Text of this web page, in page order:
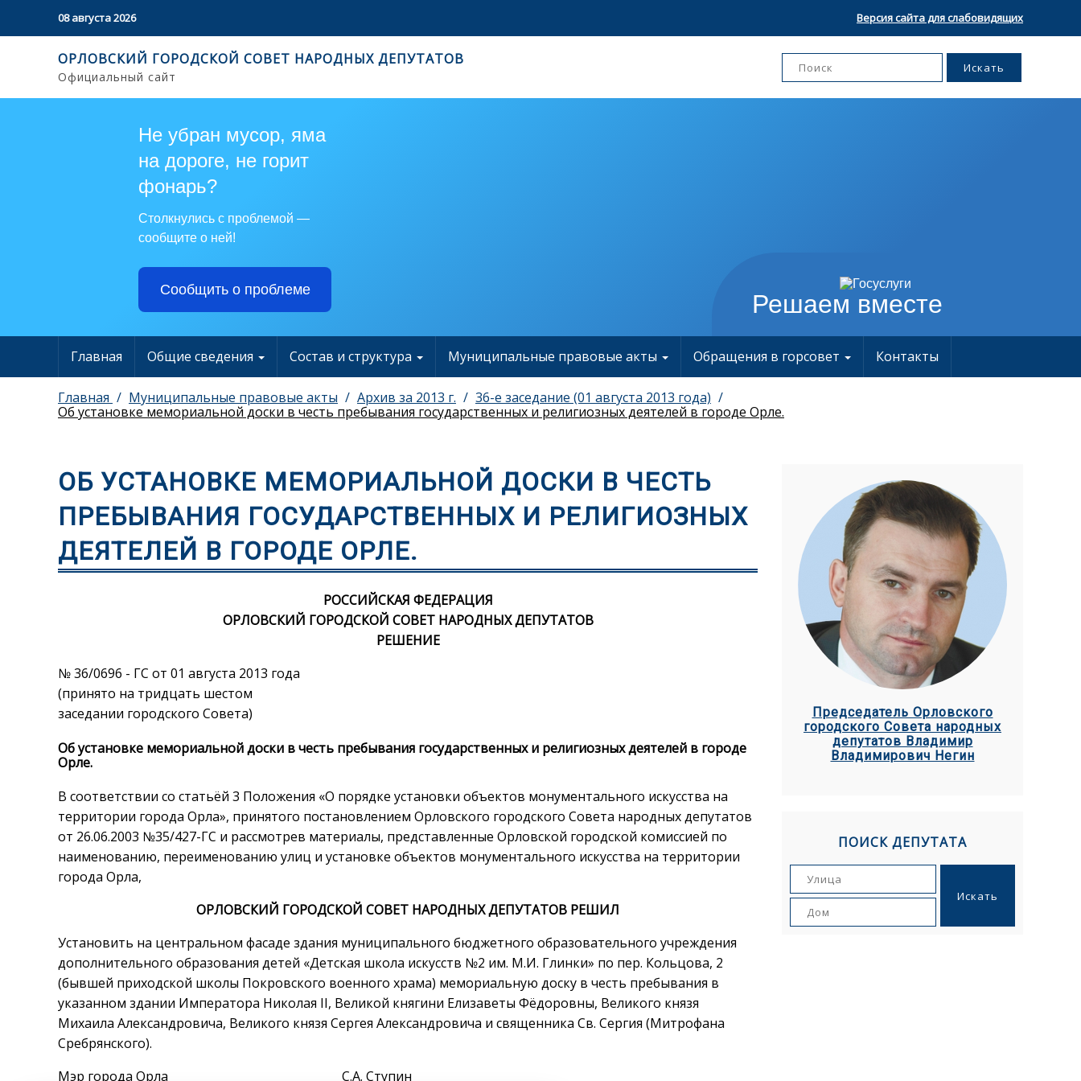
08 августа 2026 Версия сайта для слабовидящих
ОРЛОВСКИЙ ГОРОДСКОЙ СОВЕТ НАРОДНЫХ ДЕПУТАТОВ
Официальный сайт
Решаем вместе
Не убран мусор, яма
на дороге, не горит
фонарь?
Столкнулись с проблемой —
сообщите о ней!
Сообщить о проблеме
Главная Общие сведения Состав и структура Муниципальные правовые акты Обращения в горсовет Контакты
Главная Муниципальные правовые акты Архив за 2013 г.
36-е заседание (01 августа 2013 года)
Об установке мемориальной доски в честь пребывания государственных и религиозных деятелей в городе Орле.
ОБ УСТАНОВКЕ МЕМОРИАЛЬНОЙ ДОСКИ В ЧЕСТЬ
ПРЕБЫВАНИЯ ГОСУДАРСТВЕННЫХ И РЕЛИГИОЗНЫХ
ДЕЯТЕЛЕЙ В ГОРОДЕ ОРЛЕ.
РОССИЙСКАЯ ФЕДЕРАЦИЯ
ОРЛОВСКИЙ ГОРОДСКОЙ СОВЕТ НАРОДНЫХ ДЕПУТАТОВ
РЕШЕНИЕ
№ 36/0696 - ГС от 01 августа 2013 года
(принято на тридцать шестом
заседании городского Совета)
Об установке мемориальной доски в честь пребывания государственных и религиозных деятелей в городе
Орле.
В соответствии со статьёй 3 Положения «О порядке установки объектов монументального искусства на
территории города Орла», принятого постановлением Орловского городского Совета народных депутатов
от 26.06.2003 №35/427-ГС и рассмотрев материалы, представленные Орловской городской комиссией по
наименованию, переименованию улиц и установке объектов монументального искусства на территории
города Орла,
ОРЛОВСКИЙ ГОРОДСКОЙ СОВЕТ НАРОДНЫХ ДЕПУТАТОВ РЕШИЛ
Установить на центральном фасаде здания муниципального бюджетного образовательного учреждения
дополнительного образования детей «Детская школа искусств №2 им. М.И. Глинки» по пер. Кольцова, 2
(бывшей приходской школы Покровского военного храма) мемориальную доску в честь пребывания в
указанном здании Императора Николая II, Великой княгини Елизаветы Фёдоровны, Великого князя
Михаила Александровича, Великого князя Сергея Александровича и священника Св. Сергия (Митрофана
Сребрянского).
Мэр города Орла С.А. Ступин
Председатель Орловского
городского Совета народных
депутатов Владимир
Владимирович Негин
ПОИСК ДЕПУТАТА